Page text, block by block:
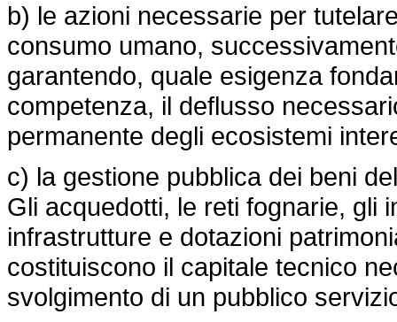
b) le azioni necessarie per
consumo umano,
garantendo, quale esigenza
competenza, il deflusso
permanente degli ecosistemi
c) la gestione pubblica dei beni
Gli acquedotti, le reti fognarie, gli
infrastrutture e dotazioni
costituiscono il capitale tecnico
svolgimento di un pubblico